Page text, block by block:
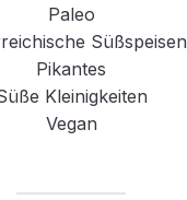
Paleo
Süßspeisen
Pikantes
Kleinigkeiten
Vegan